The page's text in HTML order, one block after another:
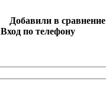
Добавили в сравнение
Вход по телефону